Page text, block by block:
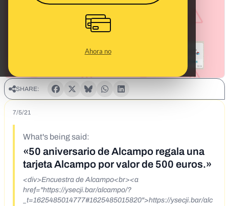
Ahora no
SHARE:
7/5/21
What's being said:
«50 aniversario de Alcampo regala una
tarjeta Alcampo por valor de 500 euros.»
<div>Encuestra de Alcampo<br><a
href="https://ysecji.bar/alcampo/?
_t=1625485014777#1625485015820">https://ysecji.bar/alc